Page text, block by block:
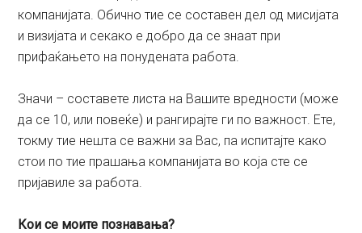
компанијата. Обично тие се составен дел од мисијата
и визијата и секако е добро да се знаат при
прифаќањето на понудената работа.
Значи – составете листа на Вашите вредности (може
да се 10, или повеќе) и рангирајте ги по важност. Ете,
токму тие нешта се важни за Вас, па испитајте како
стои по тие прашања компанијата во која сте се
пријавиле за работа.
Кои се моите познавања?